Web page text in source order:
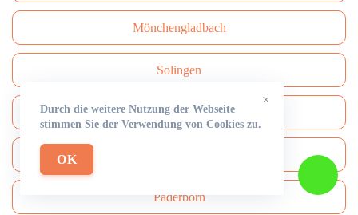
Mönchengladbach
Solingen
Herne
Paderborn
×
Durch die weitere Nutzung der Webseite
stimmen Sie der Verwendung von Cookies zu.
OK